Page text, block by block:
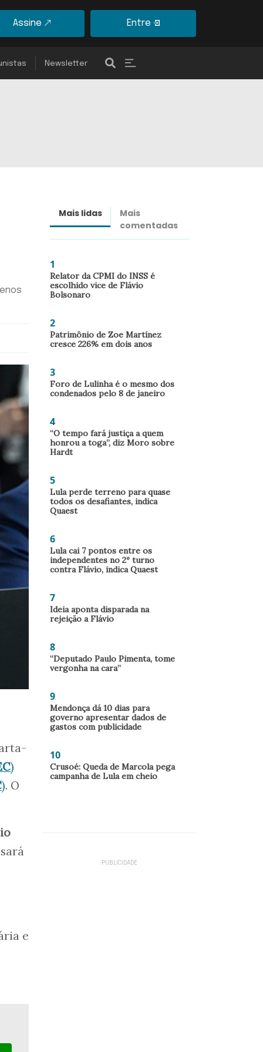
Assine Entre
Newsletter
)
). O
e
Mais lidas
Mais
comentadas
1
Relator da CPMI do INSS é
escolhido vice de Flávio
Bolsonaro
2
Patrimônio de Zoe Martínez
cresce 226% em dois anos
3
Foro de Lulinha é o mesmo dos
condenados pelo 8 de janeiro
4
“O tempo fará justiça a quem
honrou a toga”, diz Moro sobre
Hardt
5
Lula perde terreno para quase
todos os desafiantes, indica
Quaest
6
Lula cai 7 pontos entre os
independentes no 2º turno
contra Flávio, indica Quaest
7
Ideia aponta disparada na
rejeição a Flávio
8
“Deputado Paulo Pimenta, tome
vergonha na cara”
9
Mendonça dá 10 dias para
governo apresentar dados de
gastos com publicidade
10
Crusoé: Queda de Marcola pega
campanha de Lula em cheio